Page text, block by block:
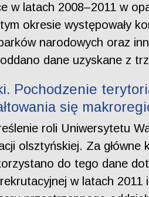
w latach 2008–2011 w
okresie występowały
narodowych oraz
dane uzyskane z
Pochodzenie
się
roli Uniwersytetu
olsztyńskiej. Za
do tego dane
w latach 2011